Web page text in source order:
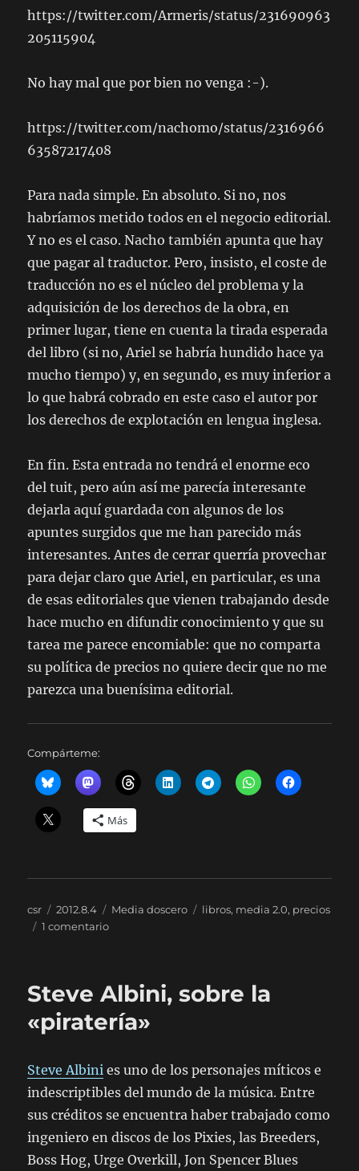
https://twitter.com/Armeris/status/231690963
205115904
No hay mal que por bien no venga :-).
https://twitter.com/nachomo/status/2316966
63587217408
Para nada simple. En absoluto. Si no, nos
habríamos metido todos en el negocio editorial.
Y no es el caso. Nacho también apunta que hay
que pagar al traductor. Pero, insisto, el coste de
traducción no es el núcleo del problema y la
adquisición de los derechos de la obra, en
primer lugar, tiene en cuenta la tirada esperada
del libro (si no, Ariel se habría hundido hace ya
mucho tiempo) y, en segundo, es muy inferior a
lo que habrá cobrado en este caso el autor por
los derechos de explotación en lengua inglesa.
En fin. Esta entrada no tendrá el enorme eco
del tuit, pero aún así me parecía interesante
dejarla aquí guardada con algunos de los
apuntes surgidos que me han parecido más
interesantes. Antes de cerrar querría provechar
para dejar claro que Ariel, en particular, es una
de esas editoriales que vienen trabajando desde
hace mucho en difundir conocimiento y que su
tarea me parece encomiable: que no comparta
su política de precios no quiere decir que no me
parezca una buenísima editorial.
Compárteme:
Más
Autor
csr
Publicado
el
2012.8.4 Categorías
Media doscero Etiquetas
libros, media 2.0, precios
1 comentarioen
electrónicos
precios…
Steve Albini, sobre la
«piratería»
Steve Albini es uno de los personajes míticos e
indescriptibles del mundo de la música. Entre
sus créditos se encuentra haber trabajado como
ingeniero en discos de los Pixies, las Breeders,
Boss Hog, Urge Overkill, Jon Spencer Blues